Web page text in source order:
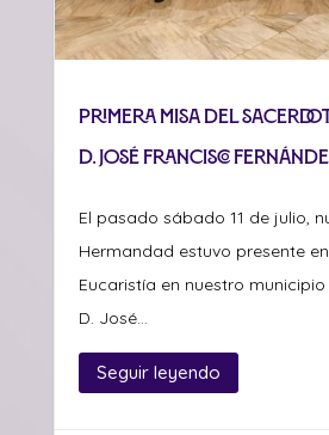
Primera misa del
D. José Francisco
El pasado sábado 11 de julio,
Hermandad estuvo presente
Eucaristía en nuestro
D. José...
Seguir leyendo